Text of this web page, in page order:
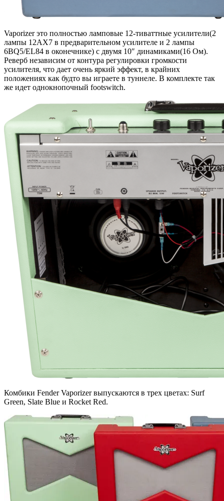
Vaporizer это полностью ламповые 12-тиваттные усилители(2
лампы 12AX7 в предварительном усилителе и 2 лампы
6BQ5/EL84 в оконечнике) с двумя 10″ динамиками(16 Ом).
Реверб независим от контура регулировки громкости
усилителя, что дает очень яркий эффект, в крайних
положениях как будто вы играете в туннеле. В комплекте так
же идет однокнопочный footswitch.
Комбики Fender Vaporizer выпускаются в трех цветах: Surf
Green, Slate Blue и Rocket Red.